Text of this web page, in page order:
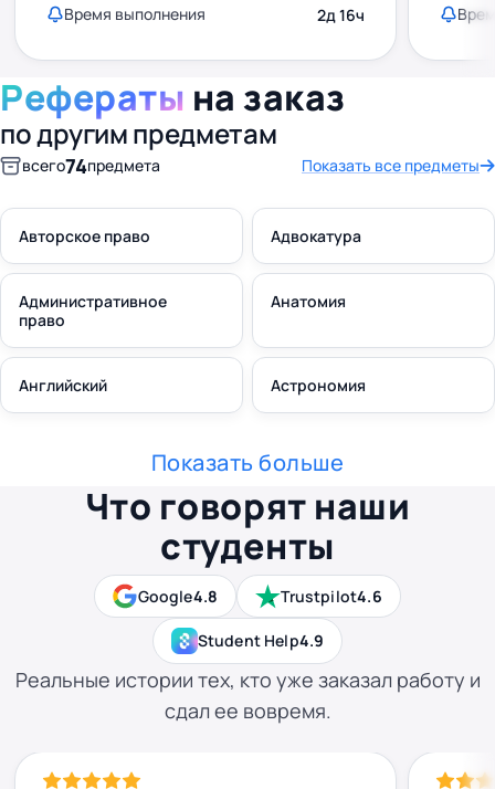
Время выполнения 2д 16ч
Рефераты на заказ
по другим предметам
всего74предмета Показать все предметы
Авторское право Адвокатура
Административное
право
Анатомия
Английский Астрономия
Показать больше
Google4.8 Trustpilot4.6
Student Help4.9
Что говорят наши
студенты
Реальные истории тех, кто уже заказал работу и
сдал ее вовремя.